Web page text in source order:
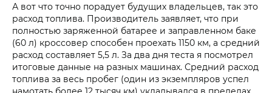
А вот что точно порадует будущих владельцев, так это
расход топлива. Производитель заявляет, что при
полностью заряженной батарее и заправленном баке
(60 л) кроссовер способен проехать 1150 км, а средний
расход составляет 5,5 л. За два дня теста я посмотрел
итоговые данные на разных машинах. Средний расход
топлива за весь пробег (один из экземпляров успел